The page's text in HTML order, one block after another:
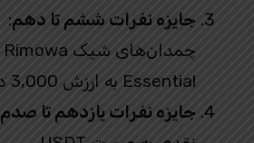
جایزه نفرات ششم تا دهم:
چمدان‌های شیک Rimowa
Essential به ارزش 3,000 دلار.
جایزه نفرات یازدهم تا صدم